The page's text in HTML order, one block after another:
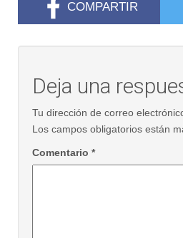
COMPARTIR
Deja una
Tu dirección de correo
Los campos obligatorios están
Comentario *